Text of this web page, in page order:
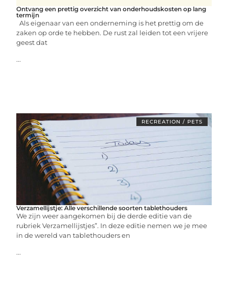
Ontvang een prettig overzicht van onderhoudskosten op lang
termijn
Als eigenaar van een onderneming is het prettig om de
zaken op orde te hebben. De rust zal leiden tot een vrijere
geest dat
...
RECREATION / PETS
Verzamellijstje: Alle verschillende soorten tablethouders
We zijn weer aangekomen bij de derde editie van de
rubriek Verzamellijstjes”. In deze editie nemen we je mee
in de wereld van tablethouders en
...